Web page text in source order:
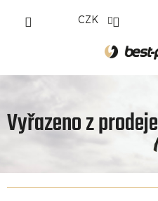
CZK
Vyřazeno z prodeje